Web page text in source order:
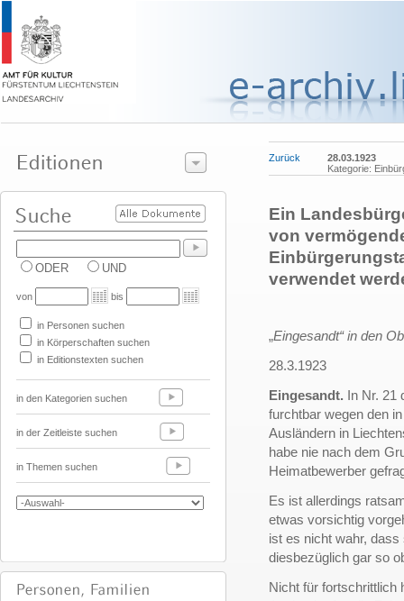
ODER UND
von bis
in Personen suchen
in Körperschaften suchen
in Editionstexten suchen
in den Kategorien suchen
in der Zeitleiste suchen
in Themen suchen
Zurück
28.03.1923
Kategorie:
Ein
von
verwendet
„Eingesandt“ in den
28.3.1923
Eingesandt. In Nr. 21
furchtbar wegen den
Ausländern in
habe nie nach dem
Heimatbewerber
Es ist allerdings
etwas vorsichtig
ist es nicht wahr,
diesbezüglich gar so
Nicht für fortschrittlich